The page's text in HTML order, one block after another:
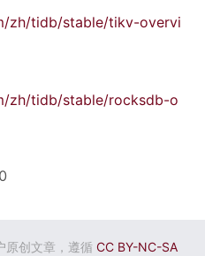
zh/tidb/stable/tikv-overvi
zh/tidb/stable/rocksdb-o
0
原创文章，遵循 CC BY-NC-SA